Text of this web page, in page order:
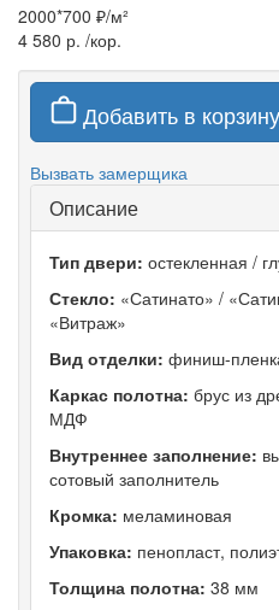
2000*700 ₽/м²
4 580 р. /кор.
Добавить в корзину
Вызвать замерщика
Описание
Тип двери: остекленная /
Стекло: «Сатинато» /
«Витраж»
Вид отделки: финиш-
Каркас полотна: брус из
МДФ
Внутреннее заполнение:
сотовый заполнитель
Кромка: меламиновая
Упаковка: пенопласт,
Толщина полотна: 38 мм